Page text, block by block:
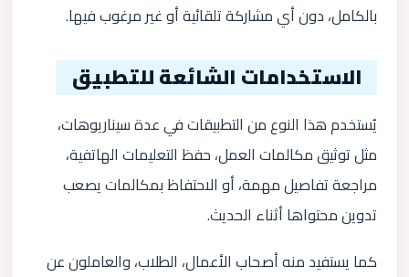
بالكامل، دون أي مشاركة تلقائية أو غير مرغوب فيها.
الاستخدامات الشائعة للتطبيق
يُستخدم هذا النوع من التطبيقات في عدة سيناريوهات،
مثل توثيق مكالمات العمل، حفظ التعليمات الهاتفية،
مراجعة تفاصيل مهمة، أو الاحتفاظ بمكالمات يصعب
تدوين محتواها أثناء الحديث.
كما يستفيد منه أصحاب الأعمال، الطلاب، والعاملون عن